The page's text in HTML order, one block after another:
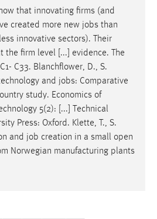
that innovating firms (and
created more new jobs than
innovative sectors). Their
the firm level [...] evidence. The
C33. Blanchflower, D., S.
and jobs: Comparative
study. Economics of
5(2): [...] Technical
Press: Oxford. Klette, T., S.
and job creation in a small open
Norwegian manufacturing plants